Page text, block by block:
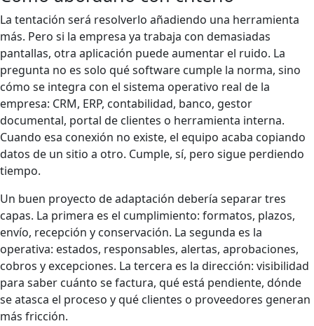
La tentación será resolverlo añadiendo una herramienta
más. Pero si la empresa ya trabaja con demasiadas
pantallas, otra aplicación puede aumentar el ruido. La
pregunta no es solo qué software cumple la norma, sino
cómo se integra con el sistema operativo real de la
empresa: CRM, ERP, contabilidad, banco, gestor
documental, portal de clientes o herramienta interna.
Cuando esa conexión no existe, el equipo acaba copiando
datos de un sitio a otro. Cumple, sí, pero sigue perdiendo
tiempo.
Un buen proyecto de adaptación debería separar tres
capas. La primera es el cumplimiento: formatos, plazos,
envío, recepción y conservación. La segunda es la
operativa: estados, responsables, alertas, aprobaciones,
cobros y excepciones. La tercera es la dirección: visibilidad
para saber cuánto se factura, qué está pendiente, dónde
se atasca el proceso y qué clientes o proveedores generan
más fricción.